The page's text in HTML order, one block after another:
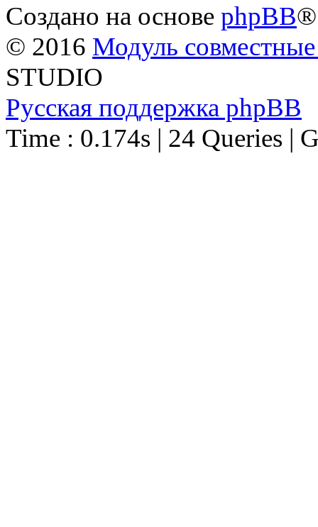
Создано на основе phpBB®
© 2016 Модуль
STUDIO
Русская поддержка phpBB
Time : 0.174s | 24 Queries |